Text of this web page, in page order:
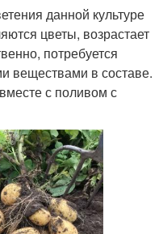
данной культуре
цветы, возрастает
потребуется
веществами в составе.
с поливом с